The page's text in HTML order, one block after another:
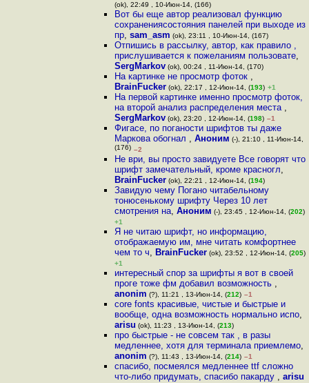
(ok), 22:49 , 10-Июн-14, (166)
Вот бы еще автор реализовал функцию
сохранениясостояния панелей при выходе из
пр, sam_asm (ok), 23:11 , 10-Июн-14, (167)
Отпишись в рассылку, автор, как правило ,
прислушивается к пожеланиям пользовате,
SergMarkov(ok), 00:24 , 11-Июн-14, (170)
На картинке не просмотр фоток ,
BrainFucker(ok), 22:17 , 12-Июн-14, (193) +1
На первой картинке именно просмотр фоток,
на второй анализ распределения места ,
SergMarkov(ok), 23:20 , 12-Июн-14, (198) –1
Фигасе, по поганости шрифтов ты даже
Маркова обогнал , Аноним (-), 21:10 , 11-Июн-14,
(176) –2
Не ври, вы просто завидуете Все говорят что
шрифт замечательный, кроме красногл,
BrainFucker(ok), 22:21 , 12-Июн-14, (194)
Завидую чему Погано читабельному
тонюсенькому шрифту Через 10 лет
смотрения на, Аноним (-), 23:45 , 12-Июн-14, (202)
+1
Я не читаю шрифт, но информацию,
отображаемую им, мне читать комфортнее
чем то ч, BrainFucker(ok), 23:52 , 12-Июн-14, (205)
+1
интересный спор за шрифты я вот в своей
проге тоже фм добавил возможность ,
anonim (?), 11:21 , 13-Июн-14, (212) –1
core fonts красивые, чистые и быстрые и
вообще, одна возможность нормально испо,
arisu (ok), 11:23 , 13-Июн-14, (213)
про быстрые - не совсем так , в разы
медленнее, хотя для терминала приемлемо,
anonim (?), 11:43 , 13-Июн-14, (214) –1
спасибо, посмеялся медленнее ttf сложно
что-либо придумать, спасибо пакарду , arisu